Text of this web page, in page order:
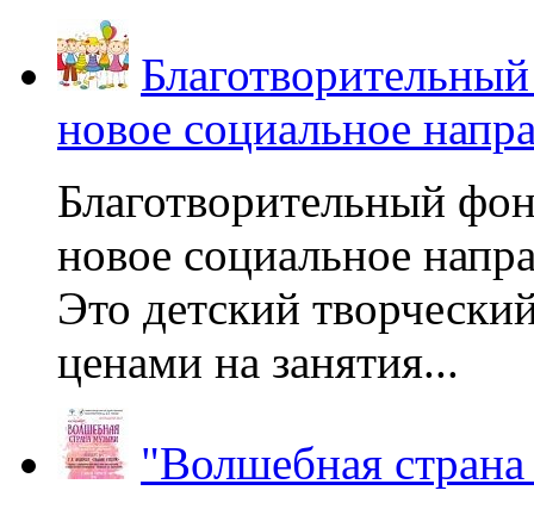
новое социальное
Благотворительный
новое социальное
Это детский
ценами на занятия...
"Волшебная